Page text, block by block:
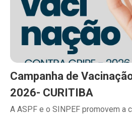
Campanha de
2026- CURITIBA
A ASPF e o SINPEF promovem a